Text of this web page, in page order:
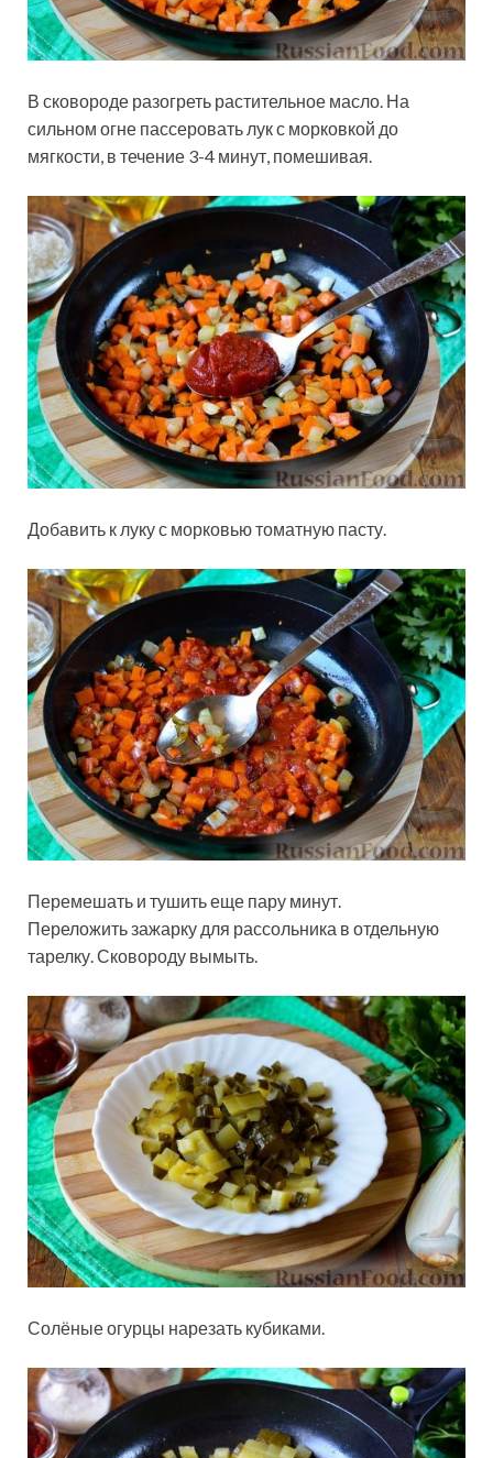
В сковороде разогреть растительное масло. На
сильном огне пассеровать лук с морковкой до
мягкости, в течение 3-4 минут, помешивая.
Добавить к луку с морковью томатную пасту.
Перемешать и тушить еще пару минут.
Переложить зажарку для рассольника в отдельную
тарелку. Сковороду вымыть.
Солёные огурцы нарезать кубиками.